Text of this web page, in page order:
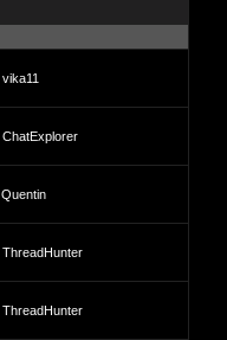
vika11
ChatExplorer
Quentin
ThreadHunter
ThreadHunter